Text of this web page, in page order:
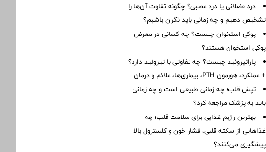
درد عضلانی یا درد عصبی؟ چگونه تفاوت آن‌ها را
تشخیص دهیم و چه زمانی باید نگران باشیم؟
پوکی استخوان چیست؟ چه کسانی در معرض
پوکی استخوان هستند؟
پاراتیروئید چیست؟ چه تفاوتی با تیروئید دارد؟
+ عملکرد، هورمون PTH، بیماری‌ها، علائم و درمان
تپش قلب؛ چه زمانی طبیعی است و چه زمانی
باید به پزشک مراجعه کرد؟
بهترین رژیم غذایی برای سلامت قلب؛ چه
غذاهایی از سکته قلبی، فشار خون و کلسترول بالا
پیشگیری می‌کنند؟